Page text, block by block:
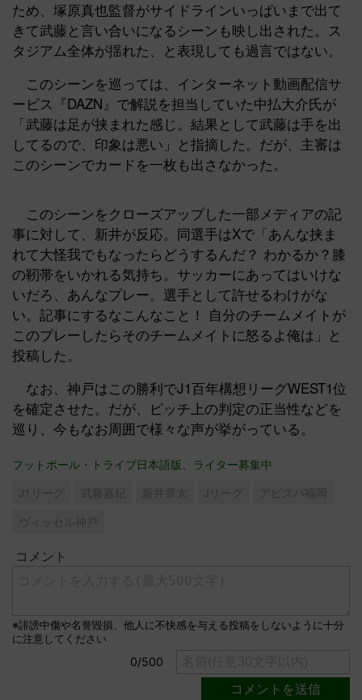
ため、塚原真也監督がサイドラインいっぱいまで出て
きて武藤と言い合いになるシーンも映し出された。ス
タジアム全体が揺れた、と表現しても過言ではない。
このシーンを巡っては、インターネット動画配信サ
ービス『DAZN』で解説を担当していた中払大介氏が
「武藤は足が挟まれた感じ。結果として武藤は手を出
してるので、印象は悪い」と指摘した。だが、主審は
このシーンでカードを一枚も出さなかった。
このシーンをクローズアップした一部メディアの記
事に対して、新井が反応。同選手はXで「あんな挟ま
れて大怪我でもなったらどうするんだ？ わかるか？膝
の靭帯をいかれる気持ち。サッカーにあってはいけな
いだろ、あんなプレー。選手として許せるわけがな
い。記事にするなこんなこと！ 自分のチームメイトが
このプレーしたらそのチームメイトに怒るよ俺は」と
投稿した。
なお、神戸はこの勝利でJ1百年構想リーグWEST1位
を確定させた。だが、ピッチ上の判定の正当性などを
巡り、今もなお周囲で様々な声が挙がっている。
フットボール・トライブ日本語版、ライター募集中
J1リーグ 武藤嘉紀 新井章太 Jリーグ
アビスパ福岡
ヴィッセル神戸